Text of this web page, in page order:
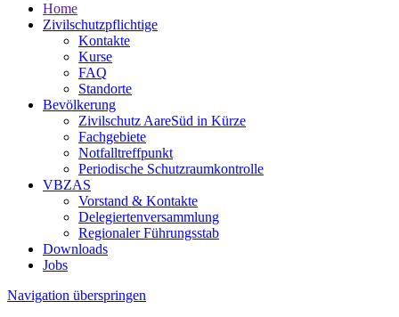
Home
Zivilschutzpflichtige
Kontakte
Kurse
FAQ
Standorte
Bevölkerung
Zivilschutz AareSüd in Kürze
Fachgebiete
Notfalltreffpunkt
Periodische Schutzraumkontrolle
VBZAS
Vorstand & Kontakte
Delegiertenversammlung
Regionaler Führungsstab
Downloads
Jobs
Navigation überspringen